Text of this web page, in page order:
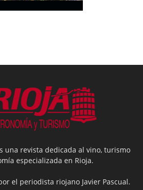
una revista dedicada al vino, turismo
especializada en Rioja.
el periodista riojano Javier Pascual.